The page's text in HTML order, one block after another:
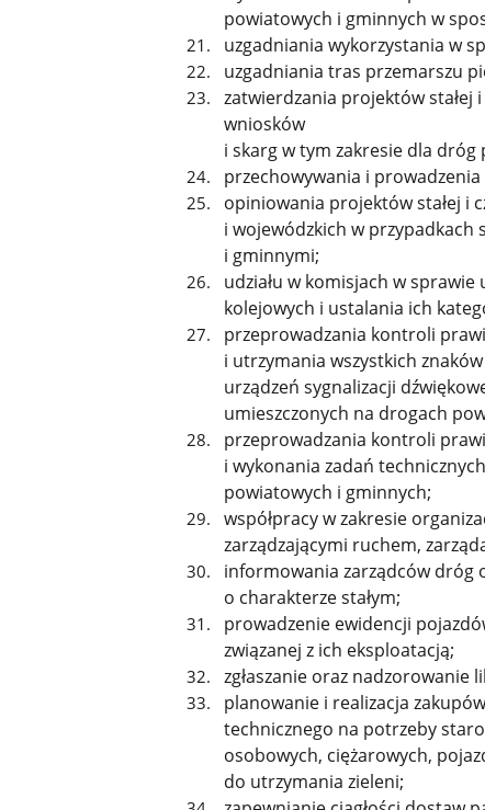
powiatowych i gminnych w
uzgadniania wykorzystania w
uzgadniania tras przemarszu
zatwierdzania projektów stałej
wniosków
i skarg w tym zakresie dla
przechowywania i
opiniowania projektów stałej i
i wojewódzkich w
i gminnymi;
udziału w komisjach w
kolejowych i ustalania ich
przeprowadzania kontroli
i utrzymania wszystkich
urządzeń sygnalizacji
umieszczonych na drogach
przeprowadzania kontroli
i wykonania zadań
powiatowych i gminnych;
współpracy w zakresie
zarządzającymi ruchem,
informowania zarządców dróg
o charakterze stałym;
prowadzenie ewidencji
związanej z ich eksploatacją;
zgłaszanie oraz nadzorowanie
planowanie i realizacja
technicznego na potrzeby
osobowych, ciężarowych,
do utrzymania zieleni;